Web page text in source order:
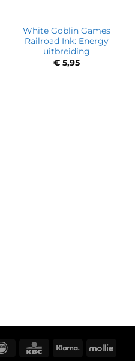
White Goblin Games
Railroad Ink: Energy
uitbreiding
€5,95
IDeal KBC Klarna